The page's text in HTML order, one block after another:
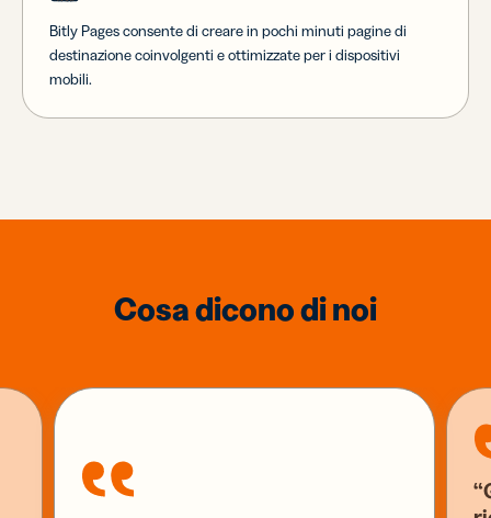
Bitly Pages consente di creare in pochi minuti pagine di
destinazione coinvolgenti e ottimizzate per i dispositivi
mobili.
Cosa dicono di noi